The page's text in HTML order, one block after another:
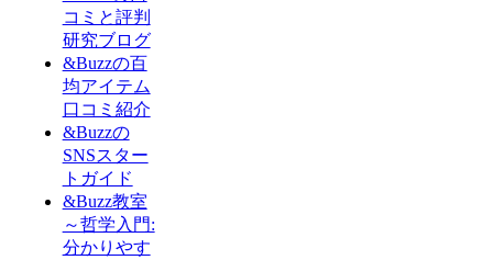
コミと評判
研究ブログ
&Buzzの百
均アイテム
口コミ紹介
&Buzzの
SNSスター
トガイド
&Buzz教室
～哲学入門:
分かりやす